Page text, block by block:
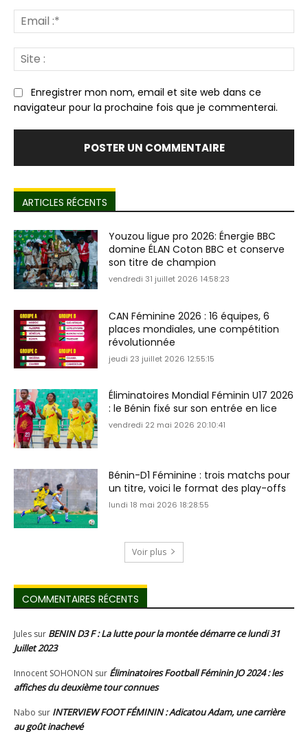
:*
:
Enregistrer mon nom, email et site web dans ce
navigateur pour la prochaine fois que je commenterai.
ARTICLES RÉCENTS
Youzou ligue pro 2026: Énergie BBC
domine ÉLAN Coton BBC et conserve
son titre de champion
vendredi 31 juillet 2026 14:58:23
CAN Féminine 2026 : 16 équipes, 6
places mondiales, une compétition
révolutionnée
jeudi 23 juillet 2026 12:55:15
Éliminatoires Mondial Féminin U17 2026
: le Bénin fixé sur son entrée en lice
vendredi 22 mai 2026 20:10:41
Bénin-D1 Féminine : trois matchs pour
un titre, voici le format des play-offs
lundi 18 mai 2026 18:28:55
Voir plus
COMMENTAIRES RÉCENTS
Jules sur BENIN D3 F : La lutte pour la montée démarre ce lundi 31
Juillet 2023
Innocent SOHONON sur Éliminatoires Football Féminin JO 2024 : les
affiches du deuxième tour connues
Nabo sur INTERVIEW FOOT FÉMININ : Adicatou Adam, une carrière
au goût inachevé